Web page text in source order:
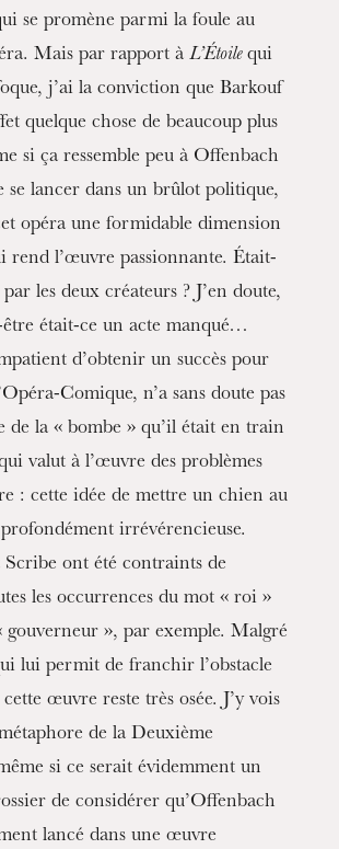
se promène parmi la foule au
Mais par rapport àL’Étoilequi
j’ai la conviction que Barkouf
quelque chose de beaucoup plus
si ça ressemble peu à Offenbach
se lancer dans un brûlot politique,
opéra une formidable dimension
rend l’œuvre passionnante. Était-
les deux créateurs ? J’en doute,
être était-ce un acte manqué…
d’obtenir un succès pour
Comique, n’a sans doute pas
de la « bombe » qu’il était en train
valut à l’œuvre des problèmes
: cette idée de mettre un chien au
irrévérencieuse.
ont été contraints de
les occurrences du mot « roi »
gouverneur », par exemple. Malgré
lui permit de franchir l’obstacle
cette œuvre reste très osée. J’y vois
de la Deuxième
si ce serait évidemment un
de considérer qu’Offenbach
lancé dans une œuvre